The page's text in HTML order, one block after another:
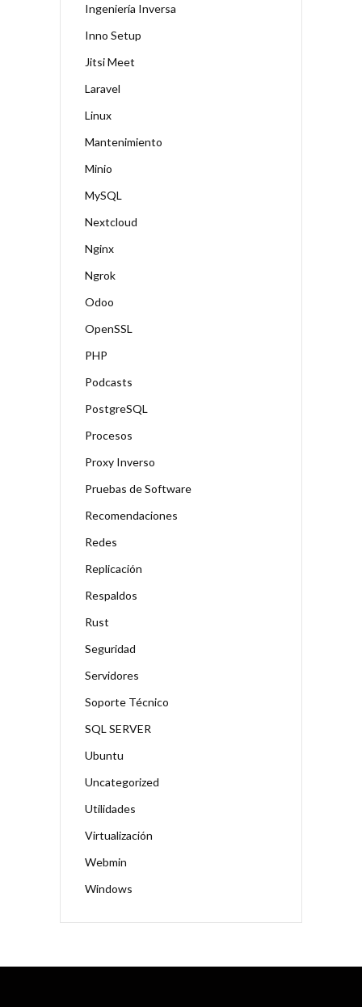
Ingeniería Inversa
Inno Setup
Jitsi Meet
Laravel
Linux
Mantenimiento
Minio
MySQL
Nextcloud
Nginx
Ngrok
Odoo
OpenSSL
PHP
Podcasts
PostgreSQL
Procesos
Proxy Inverso
Pruebas de Software
Recomendaciones
Redes
Replicación
Respaldos
Rust
Seguridad
Servidores
Soporte Técnico
SQL SERVER
Ubuntu
Uncategorized
Utilidades
Virtualización
Webmin
Windows